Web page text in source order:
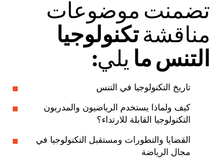
تضمنت موضوعات
مناقشة تكنولوجيا
التنس ما يلي:
تاريخ التكنولوجيا في التنس
كيف ولماذا يستخدم الرياضيون والمدربون
التكنولوجيا القابلة للارتداء؟
القضايا والتطورات ومستقبل التكنولوجيا في
مجال الرياضة